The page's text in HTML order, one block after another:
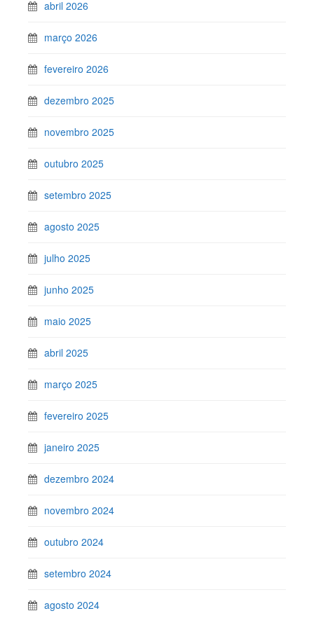
abril 2026
março 2026
fevereiro 2026
dezembro 2025
novembro 2025
outubro 2025
setembro 2025
agosto 2025
julho 2025
junho 2025
maio 2025
abril 2025
março 2025
fevereiro 2025
janeiro 2025
dezembro 2024
novembro 2024
outubro 2024
setembro 2024
agosto 2024